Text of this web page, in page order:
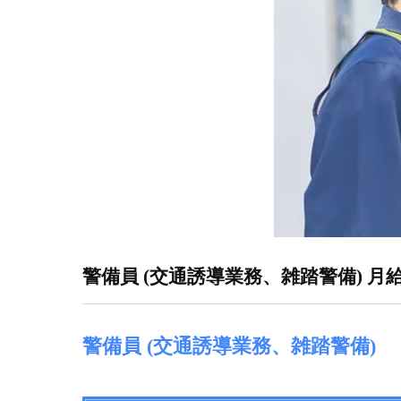
警備員 (交通誘導業務、雑踏警備) 月
警備員 (交通誘導業務、雑踏警備)